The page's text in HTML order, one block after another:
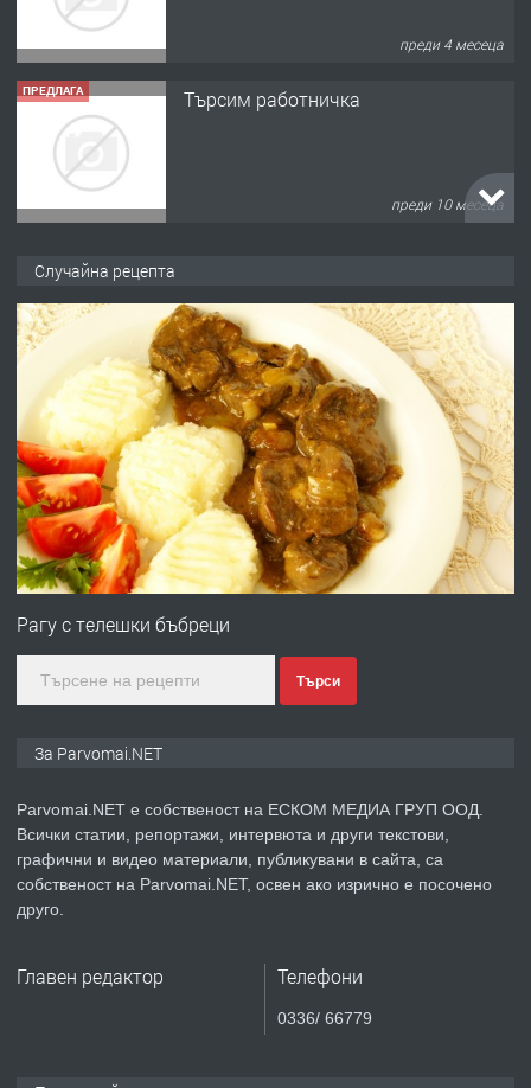
преди 4 месеца
ПРЕДЛАГА Търсим работничка
преди 10 месеца
преди 1 година
ПРЕДЛАГА Работа за общи работници
преди 1 година
ПРЕДЛАГА
Първи поход "По стъпките на Ангел
преди 1 година
ПРЕДЛАГА Уроци по Математика
Случайна рецепта
Рагу с телешки бъбреци
Търси
За Parvomai.NET
Parvomai.NET е собственост на ЕСКОМ МЕДИА ГРУП ООД.
Всички статии, репортажи, интервюта и други текстови,
графични и видео материали, публикувани в сайта, са
собственост на Parvomai.NET, освен ако изрично е посочено
друго.
Главен редактор Телефони
0336/ 66779